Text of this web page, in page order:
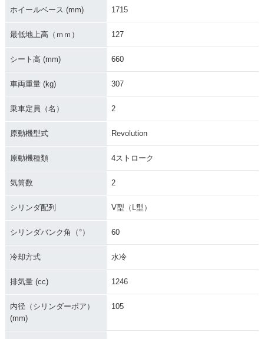
ホイールベース (mm) 1715
最低地上高（ｍｍ） 127
シート高 (mm) 660
車両重量 (kg) 307
乗車定員（名） 2
原動機型式 Revolution
原動機種類 4ストローク
気筒数 2
シリンダ配列 V型（L型）
シリンダバンク角（°） 60
冷却方式 水冷
排気量 (cc) 1246
内径（シリンダーボア）
(mm)
105